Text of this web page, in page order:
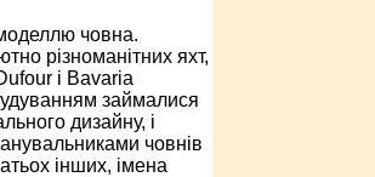
човна.
різноманітних яхт,
і Bavaria
займалися
дизайну, і
човнів
інших, імена